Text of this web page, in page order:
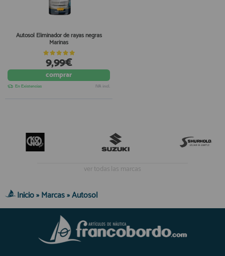
Autosol Eliminador de rayas negras
Marinas
9,99€
comprar
En Existencias IVA incl.
ver todas las marcas
Inicio»Marcas»Autosol